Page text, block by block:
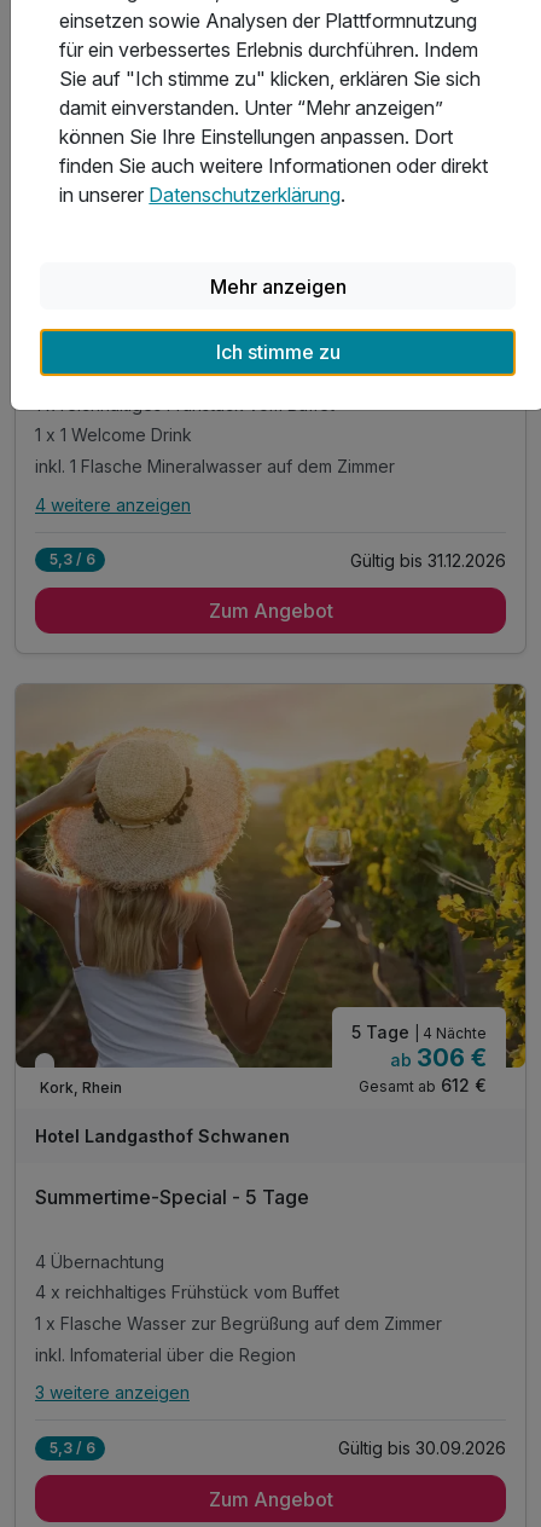
Kork, Rhein
2 Tage| 1 Nacht
ab 81 €
1 Übernachtung
1 x 1 Welcome Drink
inkl. 1 Flasche Mineralwasser auf dem Zimmer
Alle Inklusivleistungen
1 x reichhaltiges Frühstück vom Buffet
inkl. Parkplatz
inkl. WLAN
inkl. Übernachtungssteuer
4 weitere anzeigen
5,3 / 6 Gültig bis 31.12.2026
Zum Angebot
Nur noch bis September
Kork, Rhein
5 Tage | 4 Nächte
ab 306 €
Gesamt ab 612 €
Hotel Landgasthof Schwanen
Summertime-Special - 5 Tage
4 Übernachtung
4 x reichhaltiges Frühstück vom Buffet
1 x Flasche Wasser zur Begrüßung auf dem Zimmer
inkl. Infomaterial über die Region
Alle Inklusivleistungen
4 x reichhaltiges Frühstück vom Buffet
3 weitere anzeigen
5,3 / 6 Gültig bis 30.09.2026
Zum Angebot
einsetzen sowie Analysen der Plattformnutzung
für ein verbessertes Erlebnis durchführen. Indem
Sie auf "Ich stimme zu" klicken, erklären Sie sich
damit einverstanden. Unter “Mehr anzeigen”
können Sie Ihre Einstellungen anpassen. Dort
finden Sie auch weitere Informationen oder direkt
in unserer Datenschutzerklärung.
Mehr anzeigen
Ich stimme zu